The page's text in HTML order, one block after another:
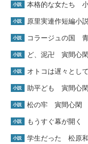
小説 本格的な女たち
小説 原里実連作短編小
小説 コラージュの国
小説 ど、泥卍 寅間心閑
小説 オトコは遅々とし
小説 助平ども 寅間心閑
小説 松の牢 寅間心閑
小説 もうすぐ幕が開く
小説 学生だった 松原